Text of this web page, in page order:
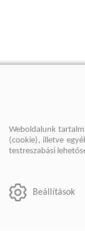
Weboldalunk
(cookie), illetve
testreszabási
Beállítások